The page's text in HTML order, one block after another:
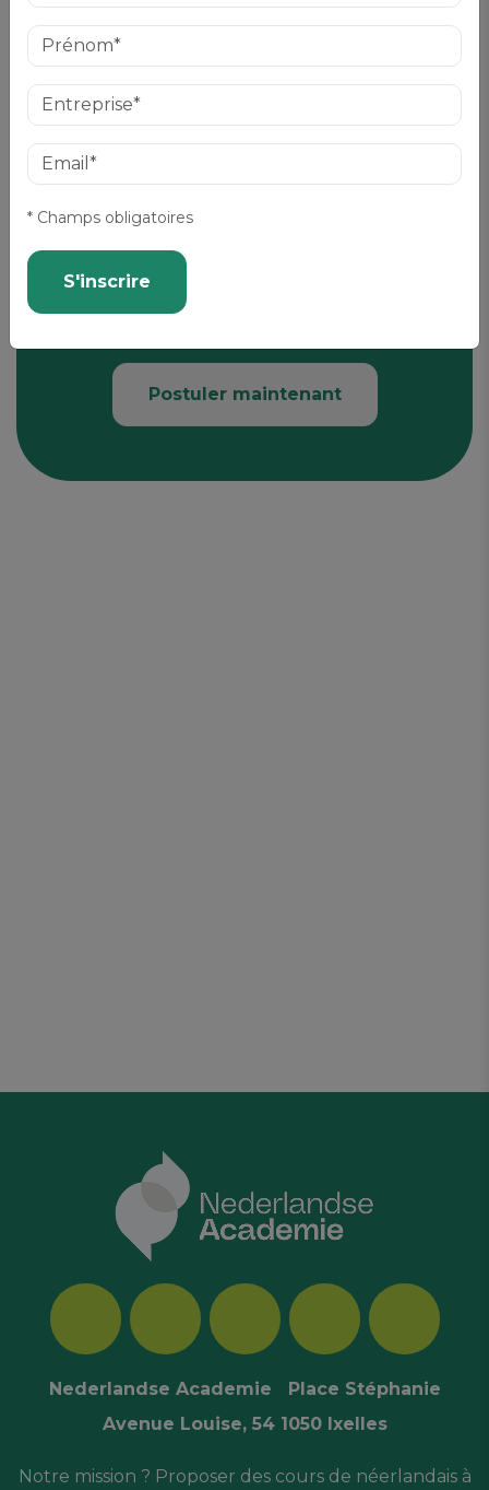
Envoyer
Candidature spontanée
Vous souhaitez devenir prof ? Ou pour
Postuler maintenant
Nederlandse Academie Place Stéphanie
Avenue Louise, 54 1050 Ixelles
Notre mission ? Proposer des cours de néerlandais à
* Champs obligatoires
S'inscrire